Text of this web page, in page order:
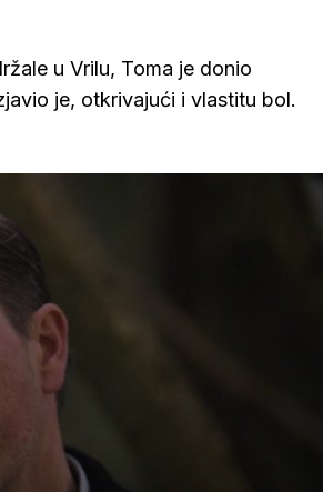
u Vrilu, Toma je donio
je, otkrivajući i vlastitu bol.